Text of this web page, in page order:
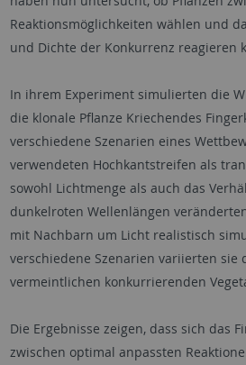
Reaktionsmöglichkeiten wählen und
und Dichte der Konkurrenz reagieren
In ihrem Experiment simulierten die
die klonale Pflanze Kriechendes
verschiedene Szenarien eines
verwendeten Hochkantstreifen als
sowohl Lichtmenge als auch das
dunkelroten Wellenlängen
mit Nachbarn um Licht realistisch
verschiedene Szenarien variierten sie
vermeintlichen konkurrierenden
Die Ergebnisse zeigen, dass sich das
zwischen optimal anpassten